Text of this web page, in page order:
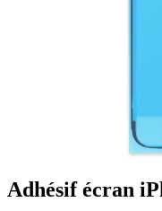
Adhésif écran